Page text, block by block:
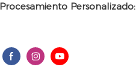
Procesamiento Personalizado: